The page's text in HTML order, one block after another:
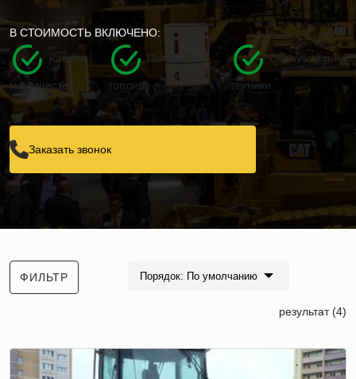
В СТОИМОСТЬ ВКЛЮЧЕНО:
Работа
машиниста
Полный бак
топлива
Обслуживание
техники
Заказать звонок
ФИЛЬТР Порядок: По умолчанию
результат (4)